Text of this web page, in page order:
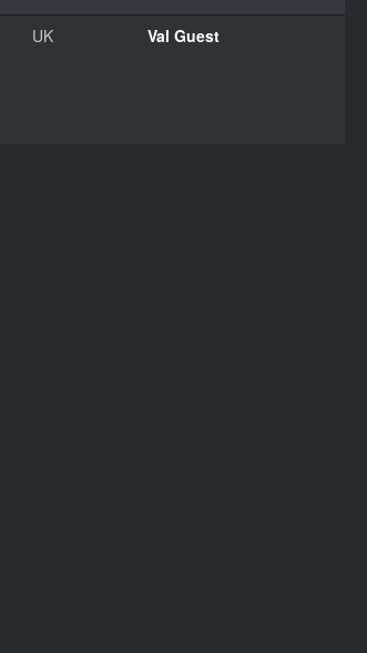
UK Val Guest